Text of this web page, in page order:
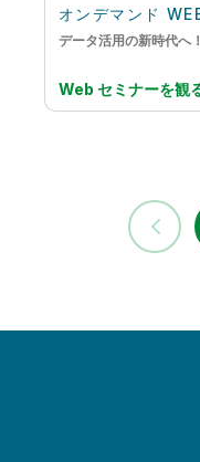
オンデマンド
データ活用の新時代へ
Web セミナーを観